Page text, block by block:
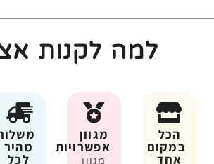
למה לקנות
הכל
במקום
אחד
מגוון
אפשרויות
מגוון
מהיר
לכל